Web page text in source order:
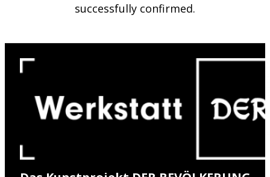
successfully confirmed.